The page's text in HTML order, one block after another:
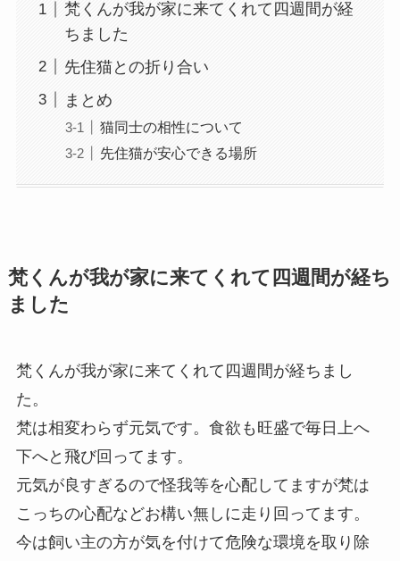
梵くんが我が家に来てくれて四週間が経
ちました
先住猫との折り合い
まとめ
猫同士の相性について
先住猫が安心できる場所
梵くんが我が家に来てくれて四週間が経ち
ました
梵くんが我が家に来てくれて四週間が経ちまし
た。
梵は相変わらず元気です。食欲も旺盛で毎日上へ
下へと飛び回ってます。
元気が良すぎるので怪我等を心配してますが梵は
こっちの心配などお構い無しに走り回ってます。
今は飼い主の方が気を付けて危険な環境を取り除